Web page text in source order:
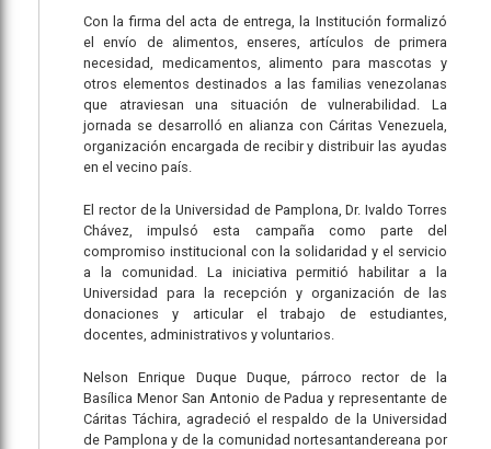
Con la firma del acta de entrega, la Institución formalizó
el envío de alimentos, enseres, artículos de primera
necesidad, medicamentos, alimento para mascotas y
otros elementos destinados a las familias venezolanas
que atraviesan una situación de vulnerabilidad. La
jornada se desarrolló en alianza con Cáritas Venezuela,
organización encargada de recibir y distribuir las ayudas
en el vecino país.
El rector de la Universidad de Pamplona, Dr. Ivaldo Torres
Chávez, impulsó esta campaña como parte del
compromiso institucional con la solidaridad y el servicio
a la comunidad. La iniciativa permitió habilitar a la
Universidad para la recepción y organización de las
donaciones y articular el trabajo de estudiantes,
docentes, administrativos y voluntarios.
Nelson Enrique Duque Duque, párroco rector de la
Basílica Menor San Antonio de Padua y representante de
Cáritas Táchira, agradeció el respaldo de la Universidad
de Pamplona y de la comunidad nortesantandereana por